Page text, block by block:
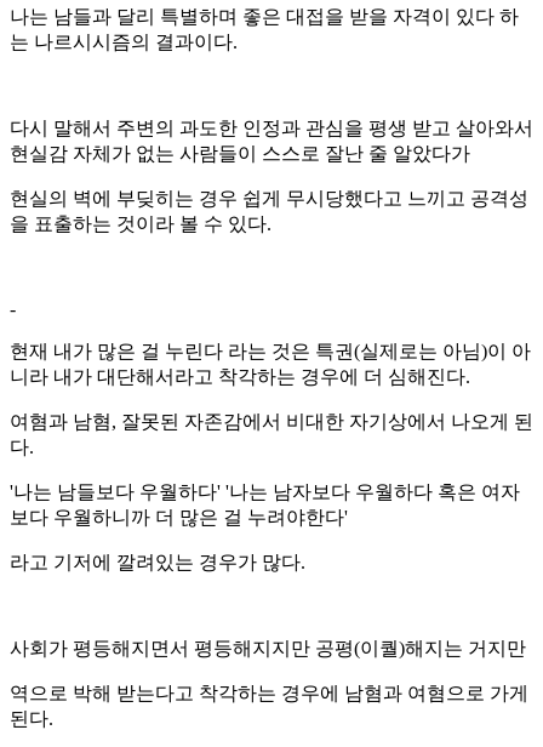
나는 남들과 달리 특별하며 좋은 대접을 받을 자격이 있다 하
는 나르시시즘의 결과이다.
다시 말해서 주변의 과도한 인정과 관심을 평생 받고 살아와서
현실감 자체가 없는 사람들이 스스로 잘난 줄 알았다가
현실의 벽에 부딪히는 경우 쉽게 무시당했다고 느끼고 공격성
을 표출하는 것이라 볼 수 있다.
-
현재 내가 많은 걸 누린다 라는 것은 특권(실제로는 아님)이 아
니라 내가 대단해서라고 착각하는 경우에 더 심해진다.
여혐과 남혐, 잘못된 자존감에서 비대한 자기상에서 나오게 된
다.
'나는 남들보다 우월하다' '나는 남자보다 우월하다 혹은 여자
보다 우월하니까 더 많은 걸 누려야한다'
라고 기저에 깔려있는 경우가 많다.
사회가 평등해지면서 평등해지지만 공평(이퀄)해지는 거지만
역으로 박해 받는다고 착각하는 경우에 남혐과 여혐으로 가게
된다.